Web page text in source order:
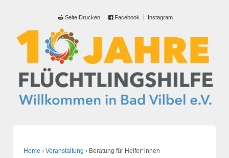
Seite Drucken Facebook Instagram
Home › Veranstaltung › Beratung für Helfer*innen